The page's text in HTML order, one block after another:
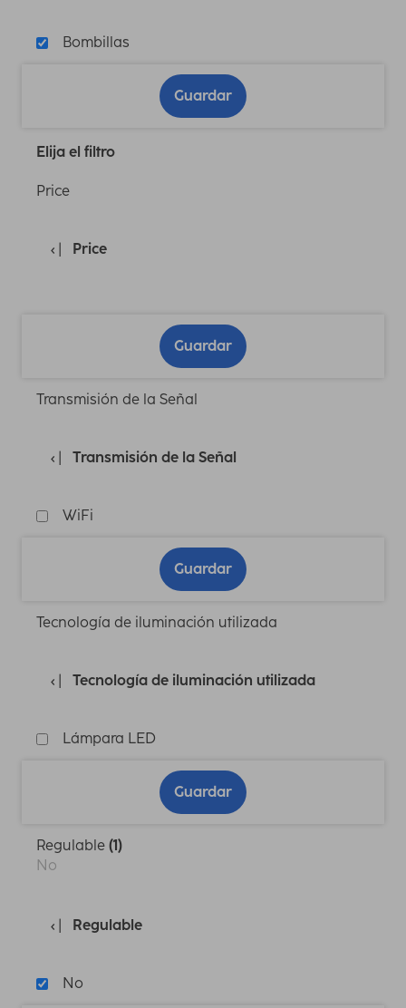
Bombillas
Guardar
Elija el filtro
Price
Price
Guardar
Transmisión de la Señal
Transmisión de la Señal
WiFi
Guardar
Tecnología de iluminación utilizada
Tecnología de iluminación utilizada
Lámpara LED
Guardar
Regulable (1)
No
Regulable
No